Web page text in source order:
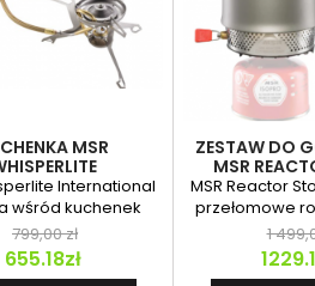
MSR
International
wśród kuchenek
która od...
799,00 zł
655.18zł
ZESTAW DO
MSR
MSR Reactor
przełomowe
dziedzinie
1